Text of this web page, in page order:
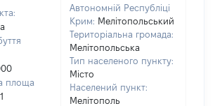
площа
Автономній Республіці
Крим: Мелітопольський
Територіальна громада:
Мелітопольська
Тип населеного пункту:
Місто
Населений пункт:
Мелітополь